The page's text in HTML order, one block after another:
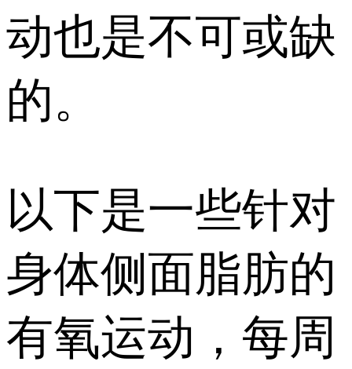
动也是不可或缺
的。
以下是一些针对
身体侧面脂肪的
有氧运动，每周